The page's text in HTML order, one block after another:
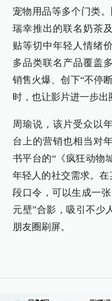
宠物用品等多个门类
瑞幸推出的联名奶茶
贴等切中年轻人情绪
多品类联名产品覆盖
销售火爆、创下“不停
时，也让影片进一步出
周瑜说，该片受众以
台上的营销也相当对
书平台的“《疯狂动物
年轻人的社交需求。
段口令，可以生成一
元壁”合影，吸引不少
朋友圈刷屏。